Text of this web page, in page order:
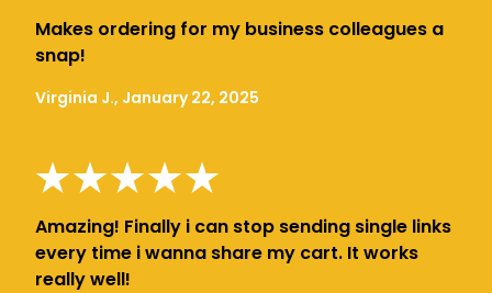
Makes ordering for my business colleagues a
snap!
Virginia J., January 22, 2025
Amazing! Finally i can stop sending single links
every time i wanna share my cart. It works
really well!